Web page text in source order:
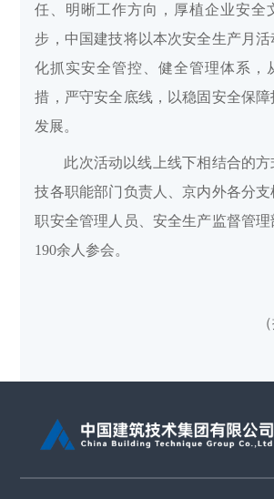
任、明晰工作方向，厚植企业安全
步，中国建技将以本次安全生产月
化抓实安全管控、健全管理体系，
措，严守安全底线，以稳固安全保
发展。
此次活动以线上线下相结合的
技各职能部门负责人、京内外各分
职安全管理人员、安全生产监督管
190余人参会。
（